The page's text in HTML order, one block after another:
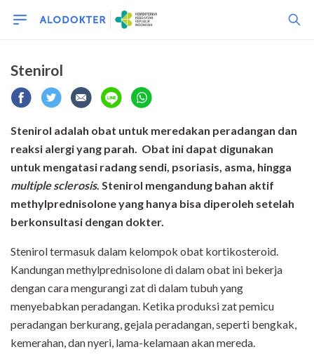
Stenirol
Stenirol adalah obat untuk meredakan peradangan dan
reaksi alergi yang parah. Obat ini dapat digunakan
untuk mengatasi radang sendi, psoriasis, asma, hingga
multiple sclerosis. Stenirol mengandung bahan aktif
methylprednisolone yang hanya bisa diperoleh setelah
berkonsultasi dengan dokter.
Stenirol termasuk dalam kelompok obat kortikosteroid.
Kandungan methylprednisolone di dalam obat ini bekerja
dengan cara mengurangi zat di dalam tubuh yang
menyebabkan peradangan. Ketika produksi zat pemicu
peradangan berkurang, gejala peradangan, seperti bengkak,
kemerahan, dan nyeri, lama-kelamaan akan mereda.